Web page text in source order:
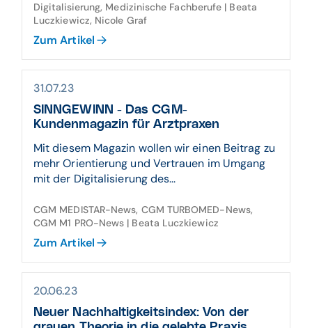
Digitalisierung, Medizinische Fachberufe | Beata
Luczkiewicz, Nicole Graf
Zum Artikel
31.07.23
SINNGEWINN - Das CGM-
Kundenmagazin für Arztpraxen
Mit diesem Magazin wollen wir einen Beitrag zu
mehr Orientierung und Vertrauen im Umgang
mit der Digitalisierung des...
CGM MEDISTAR-News, CGM TURBOMED-News,
CGM M1 PRO-News | Beata Luczkiewicz
Zum Artikel
20.06.23
Neuer Nachhaltigkeitsindex: Von der